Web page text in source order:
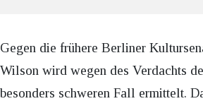
Gegen die frühere Berliner
Wilson wird wegen des Verdachts
besonders schweren Fall ermittelt.